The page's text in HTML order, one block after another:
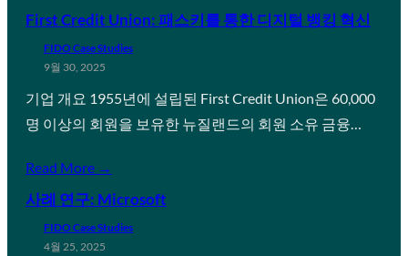
First Credit Union: 패스키를 통한 디지털 뱅킹 혁신
FIDO Case Studies
9월 30, 2025
기업 개요 1955년에 설립된 First Credit Union은 60,000
명 이상의 회원을 보유한 뉴질랜드의 회원 소유 금융…
Read More →
사례 연구: Microsoft
FIDO Case Studies
4월 25, 2025